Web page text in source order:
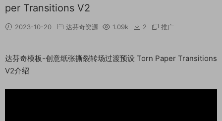
per Transitions V2
2023-10-20 达芬奇资源 1.09k 2 推广
达芬奇模板-创意纸张撕裂转场过渡预设 Torn Paper Transitions
V2介绍